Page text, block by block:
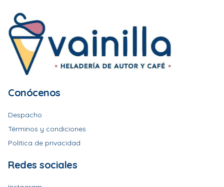
Conócenos
Despacho
Términos y condiciones
Política de privacidad
Redes sociales